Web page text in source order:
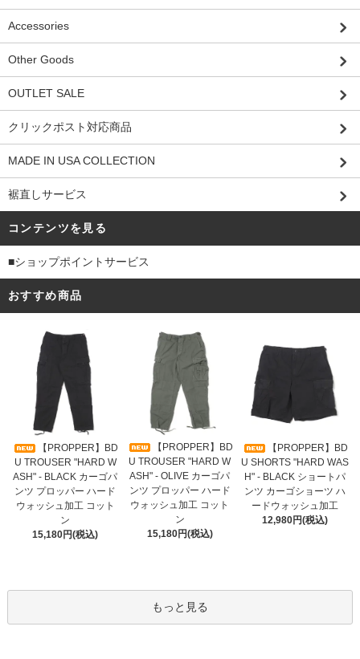
Accessories
Other Goods
OUTLET SALE
クリックポスト対応商品
MADE IN USA COLLECTION
裾直しサービス
コンテンツを見る
■ショップポイントサービス
おすすめ商品
【PROPPER】BD
U TROUSER "HARD W
ASH" - BLACK カーゴパ
ンツ プロッパー ハード
ウォッシュ加工 コット
ン
15,180円(税込)
【PROPPER】BD
U TROUSER "HARD W
ASH" - OLIVE カーゴパ
ンツ プロッパー ハード
ウォッシュ加工 コット
ン
15,180円(税込)
【PROPPER】BD
U SHORTS "HARD WAS
H" - BLACK ショートパ
ンツ カーゴショーツ ハ
ードウォッシュ加工
12,980円(税込)
もっと見る